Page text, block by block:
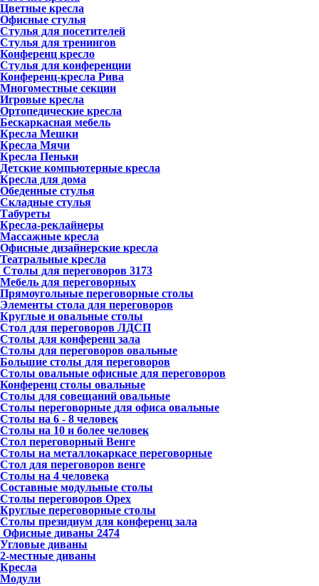
Цветные кресла
Офисные стулья
Стулья для посетителей
Стулья для тренингов
Конференц кресло
Стулья для конференции
Конференц-кресла Рива
Многоместные секции
Игровые кресла
Ортопедические кресла
Бескаркасная мебель
Кресла Мешки
Кресла Мячи
Кресла Пеньки
Детские компьютерные кресла
Кресла для дома
Обеденные стулья
Складные стулья
Табуреты
Кресла-реклайнеры
Массажные кресла
Офисные дизайнерские кресла
Театральные кресла
Столы для переговоров 3173
Мебель для переговорных
Прямоугольные переговорные столы
Элементы стола для переговоров
Круглые и овальные столы
Стол для переговоров ЛДСП
Столы для конференц зала
Столы для переговоров овальные
Большие столы для переговоров
Столы овальные офисные для переговоров
Конференц столы овальные
Столы для совещаний овальные
Столы переговорные для офиса овальные
Столы на 6 - 8 человек
Столы на 10 и более человек
Стол переговорный Венге
Столы на металлокаркасе переговорные
Стол для переговоров венге
Столы на 4 человека
Составные модульные столы
Столы переговоров Орех
Круглые переговорные столы
Столы президиум для конференц зала
Офисные диваны 2474
Угловые диваны
2-местные диваны
Кресла
Модули